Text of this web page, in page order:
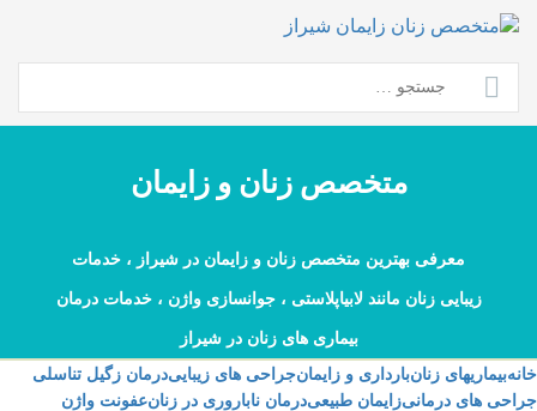
Skip
content
جستجو
برای:
متخصص زنان و زایمان
معرفی بهترین متخصص زنان و زایمان در شیراز ، خدمات
زیبایی زنان مانند لابیاپلاستی ، جوانسازی واژن ، خدمات درمان
بیماری های زنان در شیراز
خانهبیماریهای زنانبارداری و زایمانجراحی های زیباییدرمان زگیل تناسلی
جراحی های درمانیزایمان طبیعیدرمان ناباروری در زنانعفونت واژن